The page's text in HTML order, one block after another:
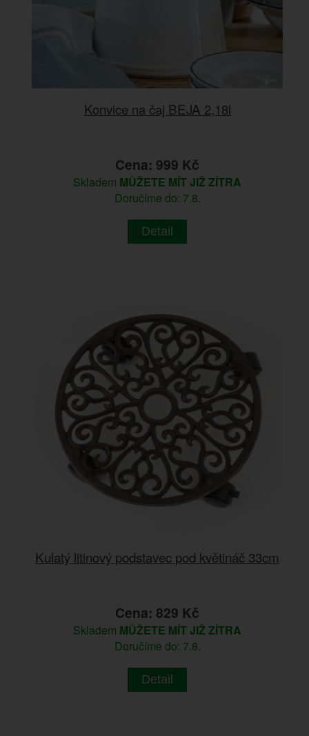
Konvice na čaj BEJA 2,18l
Cena: 999 Kč
Skladem MŮŽETE MÍT JIŽ ZÍTRA
Doručíme do: 7.8.
Detail
Kulatý litinový podstavec pod květináč 33cm
Cena: 829 Kč
Skladem MŮŽETE MÍT JIŽ ZÍTRA
Doručíme do: 7.8.
Detail